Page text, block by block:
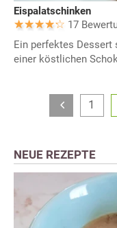
Eispalatschinken
17
Ein perfektes
einer köstlichen
1
NEUE REZEPTE